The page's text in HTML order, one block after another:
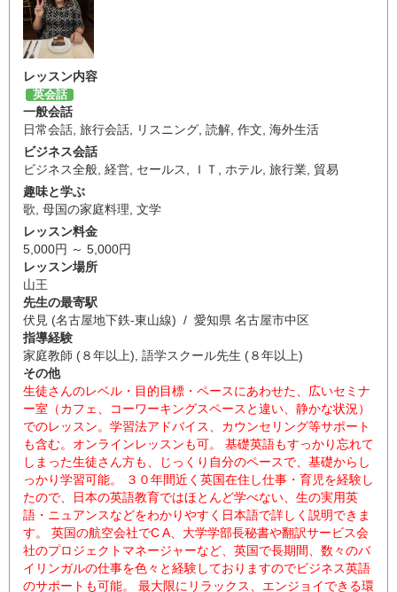
レッスン内容
英会話
一般会話
日常会話 旅行会話 リスニング 読解 作文 海外生活
ビジネス会話
ビジネス全般 経営 セールス ＩＴ ホテル 旅行業 貿易
趣味と学ぶ
歌 母国の家庭料理 文学
レッスン料金
5,000円 ～ 5,000円
レッスン場所
山王
先生の最寄駅
伏見 (名古屋地下鉄-東山線) / 愛知県 名古屋市中区
指導経験
家庭教師 (８年以上), 語学スクール先生 (８年以上)
その他
生徒さんのレベル・目的目標・ペースにあわせた、広いセミナ
ー室（カフェ、コーワーキングスペースと違い、静かな状況）
でのレッスン。学習法アドバイス、カウンセリング等サポート
も含む。オンラインレッスンも可。 基礎英語もすっかり忘れて
しまった生徒さん方も、じっくり自分のペースで、基礎からし
っかり学習可能。 ３０年間近く英国在住し仕事・育児を経験し
たので、日本の英語教育ではほとんど学べない、生の実用英
語・ニュアンスなどをわかりやすく日本語で詳しく説明できま
す。 英国の航空会社でC A、大学学部長秘書や翻訳サービス会
社のプロジェクトマネージャーなど、英国で長期間、数々のバ
イリンガルの仕事を色々と経験しておりますのでビジネス英語
のサポートも可能。 最大限にリラックス、エンジョイできる環